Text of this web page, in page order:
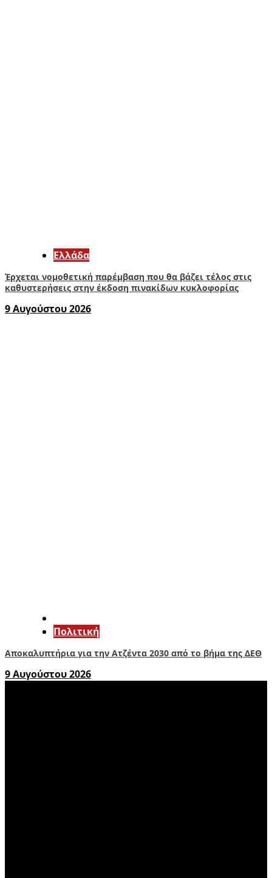
Ελλάδα
Έρχεται νομοθετική παρέμβαση που θα βάζει τέλος στις
καθυστερήσεις στην έκδοση πινακίδων κυκλοφορίας
9 Αυγούστου 2026
Πολιτική
Αποκαλυπτήρια για την Ατζέντα 2030 από το βήμα της ΔΕΘ
9 Αυγούστου 2026